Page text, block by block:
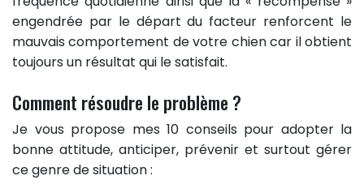
engendrée par le départ du facteur renforcent le
mauvais comportement de votre chien car il obtient
toujours un résultat qui le satisfait.
Comment résoudre le problème ?
Je vous propose mes 10 conseils pour adopter la
bonne attitude, anticiper, prévenir et surtout gérer
ce genre de situation :